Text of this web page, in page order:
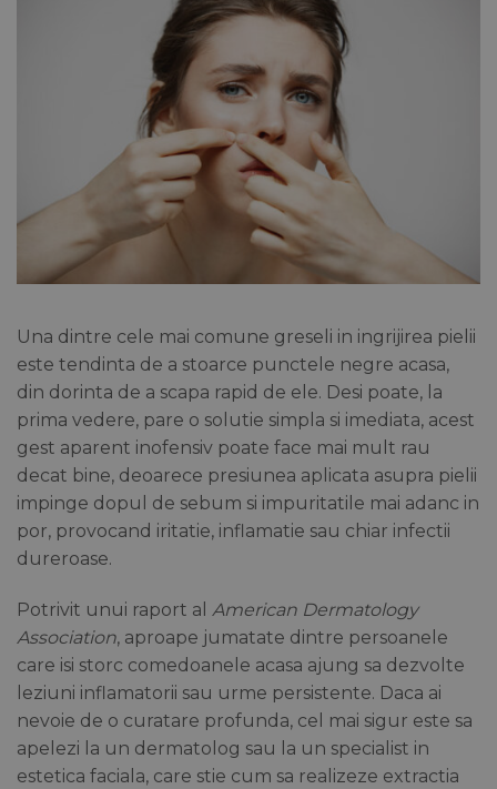
Una dintre cele mai comune greseli in ingrijirea pielii
este tendinta de a stoarce punctele negre acasa,
din dorinta de a scapa rapid de ele. Desi poate, la
prima vedere, pare o solutie simpla si imediata, acest
gest aparent inofensiv poate face mai mult rau
decat bine, deoarece presiunea aplicata asupra pielii
impinge dopul de sebum si impuritatile mai adanc in
por, provocand iritatie, inflamatie sau chiar infectii
dureroase.
Potrivit unui raport al American Dermatology
Association, aproape jumatate dintre persoanele
care isi storc comedoanele acasa ajung sa dezvolte
leziuni inflamatorii sau urme persistente. Daca ai
nevoie de o curatare profunda, cel mai sigur este sa
apelezi la un dermatolog sau la un specialist in
estetica faciala, care stie cum sa realizeze extractia